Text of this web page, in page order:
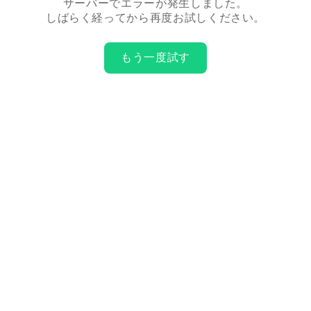
サーバーでエラーが発生しました。
しばらく経ってから再度お試しください。
もう一度試す